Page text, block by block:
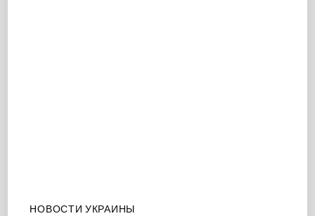
НОВОСТИ УКРАИНЫ